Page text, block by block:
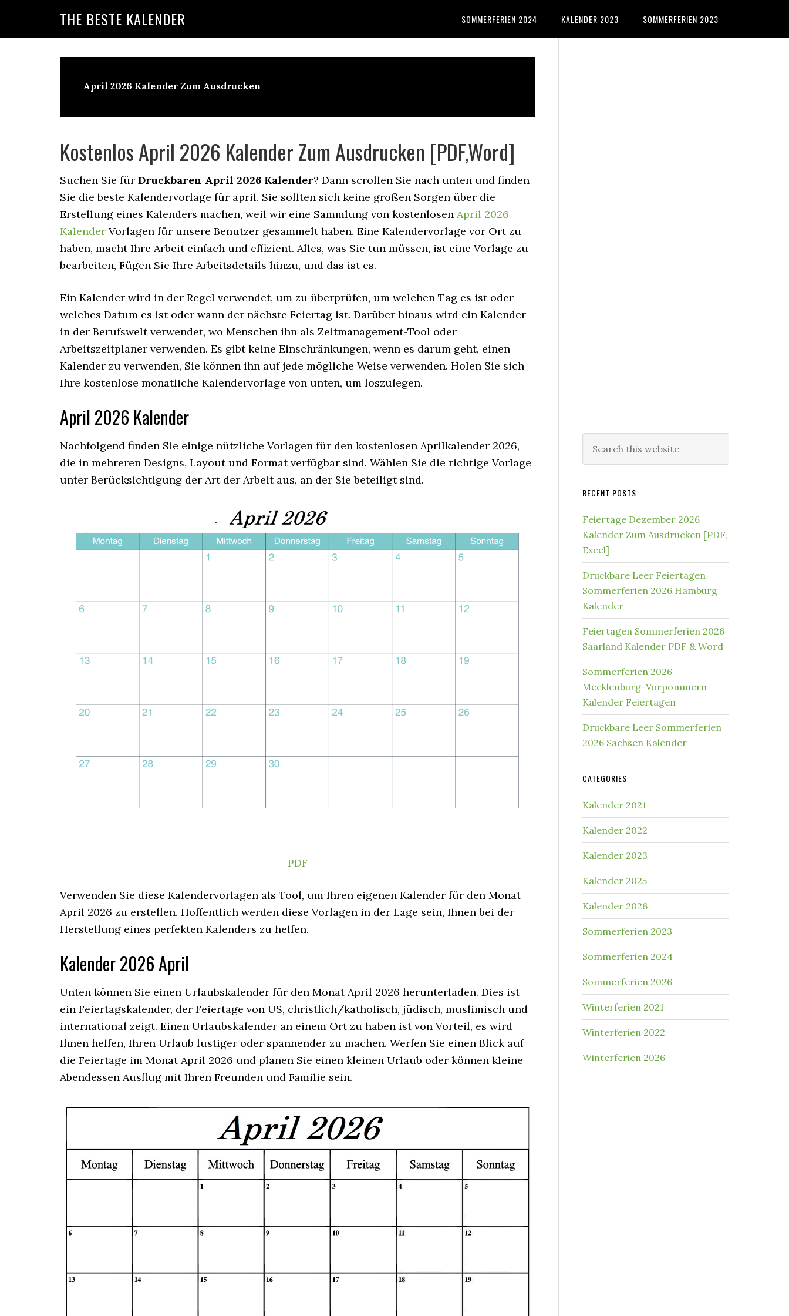
THE BESTE KALENDER SOMMERFERIEN 2024 KALENDER 2023 SOMMERFERIEN 2023
April 2026 Kalender Zum Ausdrucken
Kostenlos April 2026 Kalender Zum Ausdrucken [PDF,Word]
Suchen Sie für Druckbaren April 2026 Kalender? Dann scrollen Sie nach unten und finden
Sie die beste Kalendervorlage für april. Sie sollten sich keine großen Sorgen über die
Erstellung eines Kalenders machen, weil wir eine Sammlung von kostenlosen April 2026
Kalender Vorlagen für unsere Benutzer gesammelt haben. Eine Kalendervorlage vor Ort zu
haben, macht Ihre Arbeit einfach und effizient. Alles, was Sie tun müssen, ist eine Vorlage zu
bearbeiten, Fügen Sie Ihre Arbeitsdetails hinzu, und das ist es.
Ein Kalender wird in der Regel verwendet, um zu überprüfen, um welchen Tag es ist oder
welches Datum es ist oder wann der nächste Feiertag ist. Darüber hinaus wird ein Kalender
in der Berufswelt verwendet, wo Menschen ihn als Zeitmanagement-Tool oder
Arbeitszeitplaner verwenden. Es gibt keine Einschränkungen, wenn es darum geht, einen
Kalender zu verwenden, Sie können ihn auf jede mögliche Weise verwenden. Holen Sie sich
Ihre kostenlose monatliche Kalendervorlage von unten, um loszulegen.
April 2026 Kalender
Nachfolgend finden Sie einige nützliche Vorlagen für den kostenlosen Aprilkalender 2026,
die in mehreren Designs, Layout und Format verfügbar sind. Wählen Sie die richtige Vorlage
unter Berücksichtigung der Art der Arbeit aus, an der Sie beteiligt sind.
PDF
Verwenden Sie diese Kalendervorlagen als Tool, um Ihren eigenen Kalender für den Monat
April 2026 zu erstellen. Hoffentlich werden diese Vorlagen in der Lage sein, Ihnen bei der
Herstellung eines perfekten Kalenders zu helfen.
Kalender 2026 April
Unten können Sie einen Urlaubskalender für den Monat April 2026 herunterladen. Dies ist
ein Feiertagskalender, der Feiertage von US, christlich/katholisch, jüdisch, muslimisch und
international zeigt. Einen Urlaubskalender an einem Ort zu haben ist von Vorteil, es wird
Ihnen helfen, Ihren Urlaub lustiger oder spannender zu machen. Werfen Sie einen Blick auf
die Feiertage im Monat April 2026 und planen Sie einen kleinen Urlaub oder können kleine
Abendessen Ausflug mit Ihren Freunden und Familie sein.
this
RECENT POSTS
Feiertage Dezember 2026
Kalender Zum Ausdrucken [PDF,
Excel]
Druckbare Leer Feiertagen
Sommerferien 2026 Hamburg
Kalender
Feiertagen Sommerferien 2026
Saarland Kalender PDF & Word
Sommerferien 2026
Mecklenburg-Vorpommern
Kalender Feiertagen
Druckbare Leer Sommerferien
2026 Sachsen Kalender
CATEGORIES
Kalender 2021
Kalender 2022
Kalender 2023
Kalender 2025
Kalender 2026
Sommerferien 2023
Sommerferien 2024
Sommerferien 2026
Winterferien 2021
Winterferien 2022
Winterferien 2026